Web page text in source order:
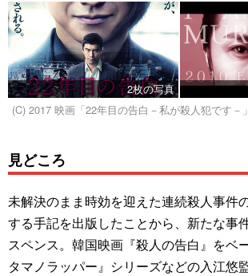
2枚の写真
(C) 2017 映画「22年目の告白－私が殺人犯です－
見どころ
未解決のまま時効を迎えた連続殺人事件
する手記を出版したことから、新たな事
スペンス。韓国映画『殺人の告白』をベ
タマノラッパー』シリーズなどの入江悠